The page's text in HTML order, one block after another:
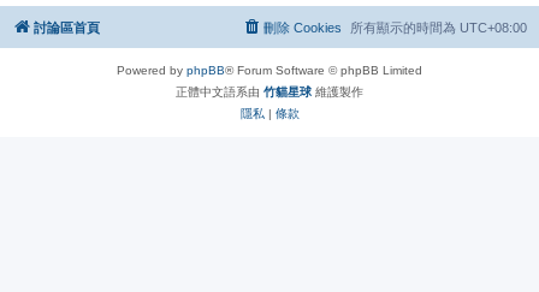
討論區首頁 所有顯示的時間為 UTC+08:00
刪除 Cookies
Powered by phpBB® Forum Software © phpBB Limited
正體中文語系由 竹貓星球 維護製作
隱私 | 條款